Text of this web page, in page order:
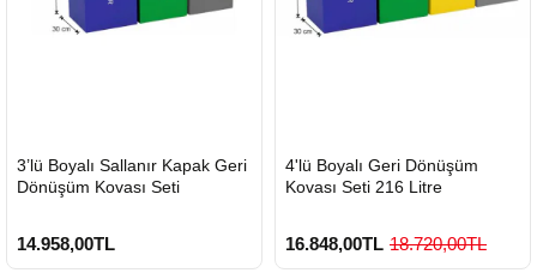
HIZLI
GÖNDERİ
3’lü Boyalı Sallanır Kapak Geri
Dönüşüm Kovası Seti
14.958,00TL
HIZLI
GÖNDERİ
4'lü Boyalı Geri Dönüşüm
Kovası Seti 216 Litre
16.848,00TL 18.720,00TL